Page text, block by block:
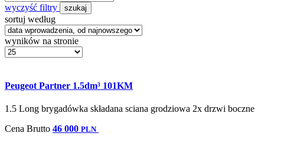
wyczyść filtry szukaj
sortuj według
wyników na stronie
Peugeot Partner 1.5dm³ 101KM
1.5 Long brygadówka składana sciana grodziowa 2x drzwi boczne
Cena Brutto 46 000 PLN